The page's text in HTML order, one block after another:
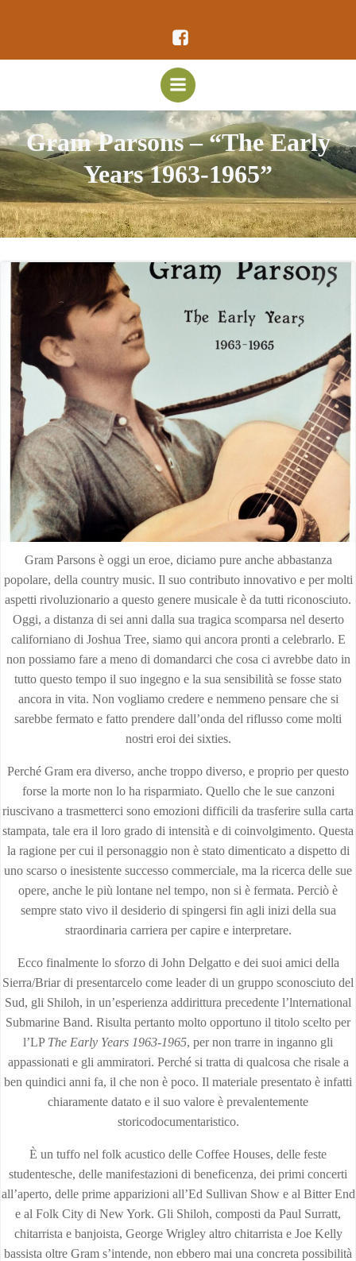
al
contenuto
Gram Parsons – “The Early
Years 1963-1965”
Gram Parsons è oggi un eroe, diciamo pure anche abbastanza
popolare, della country music. Il suo contributo innovativo e per molti
aspetti rivoluzionario a questo genere musicale è da tutti riconosciuto.
Oggi, a distanza di sei anni dalla sua tragica scomparsa nel deserto
californiano di Joshua Tree, siamo qui ancora pronti a celebrarlo. E
non possiamo fare a meno di domandarci che cosa ci avrebbe dato in
tutto questo tempo il suo ingegno e la sua sensibilità se fosse stato
ancora in vita. Non vogliamo credere e nemmeno pensare che si
sarebbe fermato e fatto prendere dall’onda del riflusso come molti
nostri eroi dei sixties.
Perché Gram era diverso, anche troppo diverso, e proprio per questo
forse la morte non lo ha risparmiato. Quello che le sue canzoni
riuscivano a trasmetterci sono emozioni difficili da trasferire sulla carta
stampata, tale era il loro grado di intensità e di coinvolgimento. Questa
la ragione per cui il personaggio non è stato dimenticato a dispetto di
uno scarso o inesistente successo commerciale, ma la ricerca delle sue
opere, anche le più lontane nel tempo, non si è fermata. Perciò è
sempre stato vivo il desiderio di spingersi fin agli inizi della sua
straordinaria carriera per capire e interpretare.
Ecco finalmente lo sforzo di John Delgatto e dei suoi amici della
Sierra/Briar di presentarcelo come leader di un gruppo sconosciuto del
Sud, gli Shiloh, in un’esperienza addirittura precedente l’lnternational
Submarine Band. Risulta pertanto molto opportuno il titolo scelto per
l’LP The Early Years 1963-1965, per non trarre in inganno gli
appassionati e gli ammiratori. Perché si tratta di qualcosa che risale a
ben quindici anni fa, il che non è poco. Il materiale presentato è infatti
chiaramente datato e il suo valore è prevalentemente
storicodocumentaristico.
È un tuffo nel folk acustico delle Coffee Houses, delle feste
studentesche, delle manifestazioni di beneficenza, dei primi concerti
all’aperto, delle prime apparizioni all’Ed Sullivan Show e al Bitter End
e al Folk City di New York. Gli Shiloh, composti da Paul Surratt,
chitarrista e banjoista, George Wrigley altro chitarrista e Joe Kelly
bassista oltre Gram s’intende, non ebbero mai una concreta possibilità